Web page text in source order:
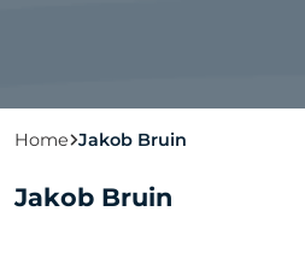
Home Jakob Bruin
Jakob Bruin